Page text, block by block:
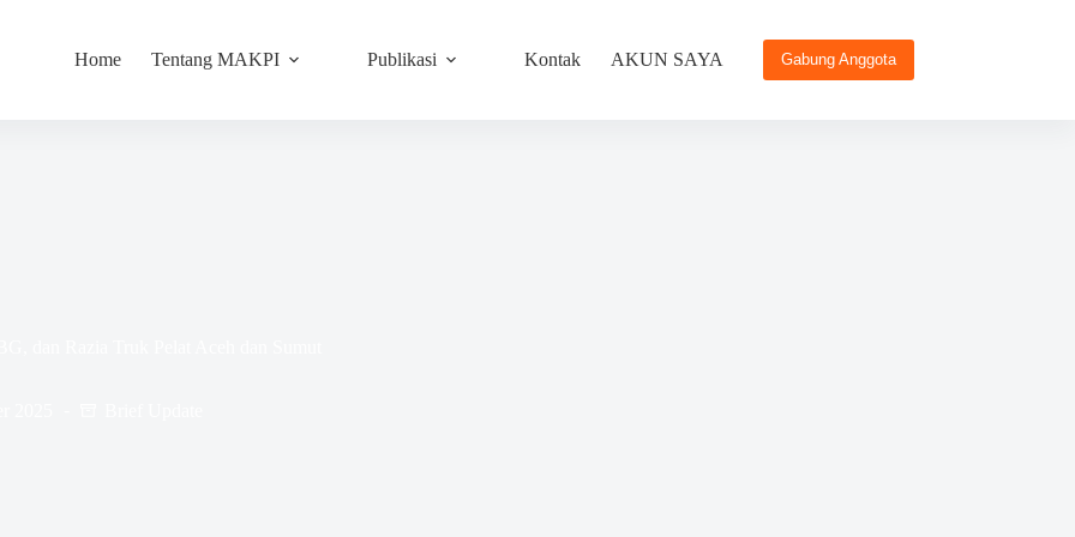
Home Tentang MAKPI Publikasi Kontak AKUN SAYA Gabung Anggota